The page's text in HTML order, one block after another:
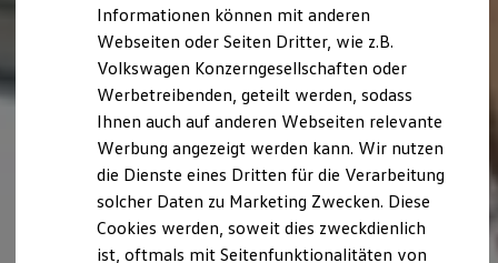
Lifestyle Shop
T-Roc Kollektion
Golf Kollektion
ID. Kollektion
Volkswagen Kollektion
R-Kollektion
GTI Kollektion
Fußball Drop
we drive football
#wedriveproud
Besitzer und Service
Informationen können mit anderen
Webseiten oder Seiten Dritter, wie z.B.
Volkswagen Konzerngesellschaften oder
Werbetreibenden, geteilt werden, sodass
Ihnen auch auf anderen Webseiten relevante
Werbung angezeigt werden kann. Wir nutzen
die Dienste eines Dritten für die Verarbeitung
solcher Daten zu Marketing Zwecken. Diese
Cookies werden, soweit dies zweckdienlich
ist, oftmals mit Seitenfunktionalitäten von